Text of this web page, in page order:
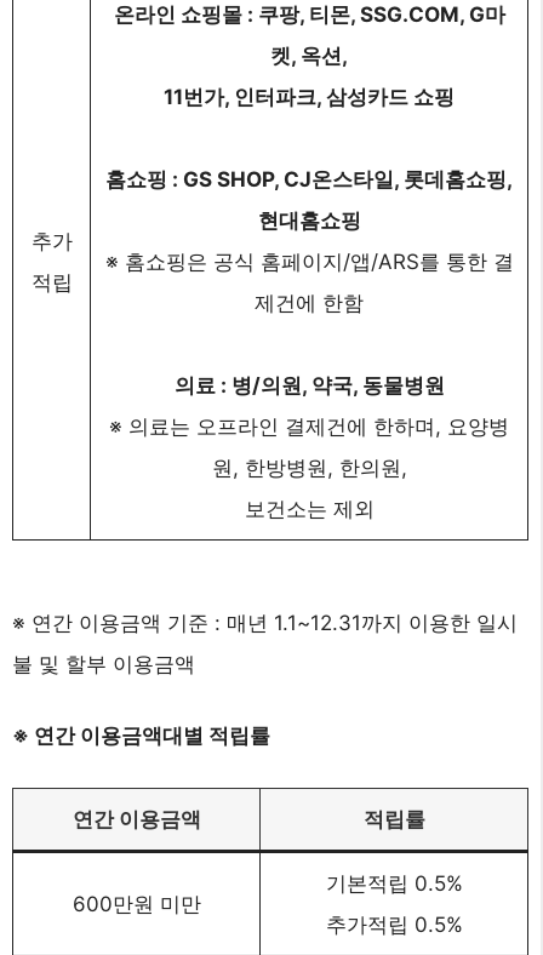
추가
적립
온라인 쇼핑몰 : 쿠팡, 티몬, SSG.COM, G마
켓, 옥션,
11번가, 인터파크, 삼성카드 쇼핑
홈쇼핑 : GS SHOP, CJ온스타일, 롯데홈쇼핑,
현대홈쇼핑
※ 홈쇼핑은 공식 홈페이지/앱/ARS를 통한 결
제건에 한함
의료 : 병/의원, 약국, 동물병원
※ 의료는 오프라인 결제건에 한하며, 요양병
원, 한방병원, 한의원,
보건소는 제외
※ 연간 이용금액 기준 : 매년 1.1~12.31까지 이용한 일시
불 및 할부 이용금액
※ 연간 이용금액대별 적립률
연간 이용금액 적립률
600만원 미만
기본적립 0.5%
추가적립 0.5%